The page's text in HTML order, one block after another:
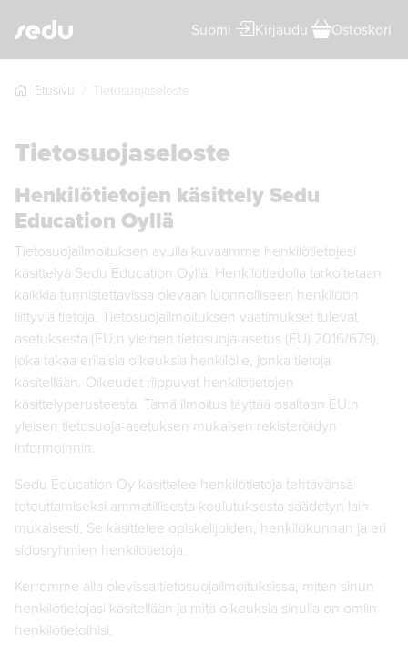
Suomi Kirjaudu Ostoskori
Etusivu Tietosuojaseloste
Tietosuojaseloste
Henkilötietojen käsittely Sedu
Education Oyllä
Tietosuojailmoituksen avulla kuvaamme henkilötietojesi
käsittelyä Sedu Education Oyllä. Henkilötiedolla tarkoitetaan
kaikkia tunnistettavissa olevaan luonnolliseen henkilöön
liittyviä tietoja. Tietosuojailmoituksen vaatimukset tulevat
asetuksesta (EU:n yleinen tietosuoja-asetus (EU) 2016/679),
joka takaa erilaisia oikeuksia henkilölle, jonka tietoja
käsitellään. Oikeudet riippuvat henkilötietojen
käsittelyperusteesta. Tämä ilmoitus täyttää osaltaan EU:n
yleisen tietosuoja-asetuksen mukaisen rekisteröidyn
informoinnin.
Sedu Education Oy käsittelee henkilötietoja tehtävänsä
toteuttamiseksi ammatillisesta koulutuksesta säädetyn lain
mukaisesti. Se käsittelee opiskelijoiden, henkilökunnan ja eri
sidosryhmien henkilötietoja.
Kerromme alla olevissa tietosuojailmoituksissa, miten sinun
henkilötietojasi käsitellään ja mitä oikeuksia sinulla on omiin
henkilötietoihisi.